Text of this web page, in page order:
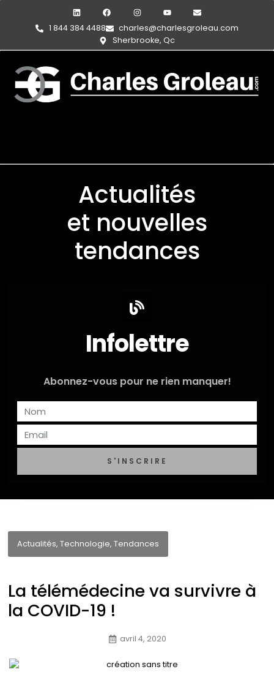
1 844 384 4488
charles@charlesgroleau.com
Sherbrooke, Qc
Actualités
et nouvelles
tendances
Infolettre
Abonnez-vous pour ne rien manquer!
S'INSCRIRE
Actualités, Technologie, Tendances
La télémédecine va survivre à
la COVID-19 !
avril 4, 2020